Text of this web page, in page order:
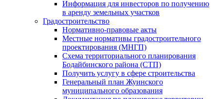
Информация для инвесторов по получению
в аренду земельных участков
Градостроительство
Нормативно-правовые акты
Местные нормативы градостроительного
проектирования (МНГП)
Схема территориального планирования
Бодайбинского района (СТП)
Получить услугу в сфере строительства
Генеральный план Жуинского
муниципального образования